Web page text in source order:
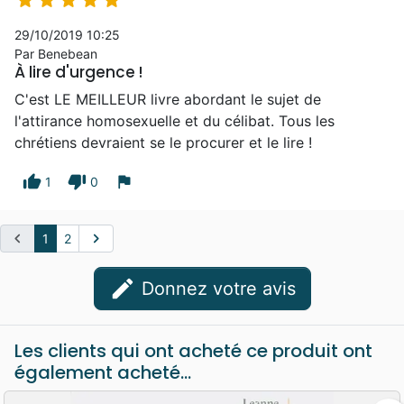
29/10/2019 10:25
Par Benebean
À lire d'urgence !
C'est LE MEILLEUR livre abordant le sujet de
l'attirance homosexuelle et du célibat. Tous les
chrétiens devraient se le procurer et le lire !
thumb_up 1 thumb_down 0 flag
chevron_left 1 2 chevron_right
edit Donnez votre avis
Les clients qui ont acheté ce produit ont
également acheté...